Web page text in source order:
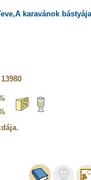
karavánok